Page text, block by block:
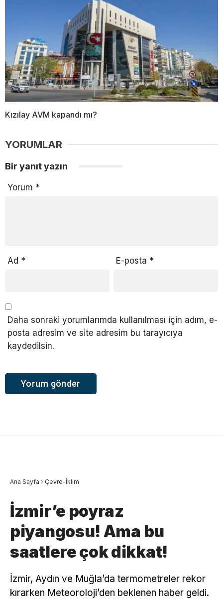
Kızılay AVM kapandı mı?
YORUMLAR
Bir yanıt yazın
Yorum *
Ad * E-posta *
Daha sonraki yorumlarımda kullanılması için adım, e-
posta adresim ve site adresim bu tarayıcıya
kaydedilsin.
Ana Sayfa › Çevre-İklim
İzmir’e poyraz
piyangosu! Ama bu
saatlere çok dikkat!
İzmir, Aydın ve Muğla’da termometreler rekor
kırarken Meteoroloji’den beklenen haber geldi.